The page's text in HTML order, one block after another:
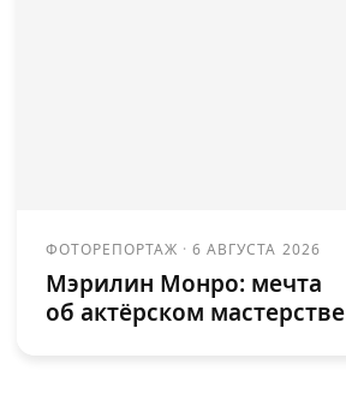
ФОТОРЕПОРТАЖ ·6 АВГУСТА 2026
Мэрилин Монро: мечта
об актёрском мастерстве